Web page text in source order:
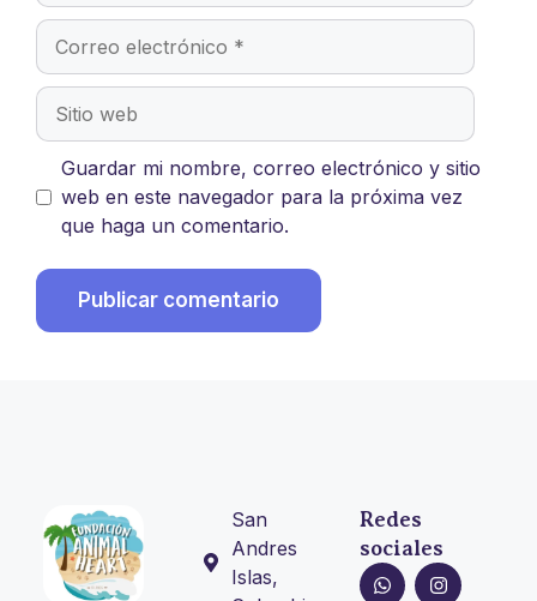
Guardar mi nombre, correo electrónico y sitio
web en este navegador para la próxima vez
que haga un comentario.
San
Andres
Islas,
Redes
sociales